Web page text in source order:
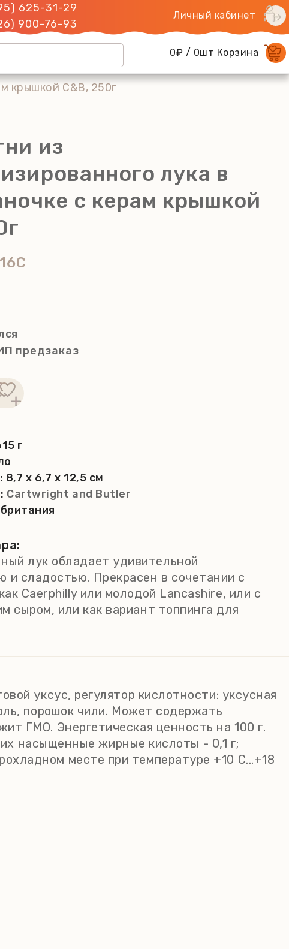
625-31-29
900-76-93
Личный кабинет
0₽ / 0шт Корзина
крышкой C&B, 250г
из
лука в
с керам крышкой
предзаказ
г
8,7 x 6,7 x 12,5 см
Cartwright and Butler
лук обладает удивительной
и сладостью. Прекрасен в сочетании с
Caerphilly или молодой Lancashire, или с
сыром, или как вариант топпинга для
уксус, регулятор кислотности: уксусная
порошок чили. Может содержать
ГМО. Энергетическая ценность на 100 г.
насыщенные жирные кислоты - 0,1 г;
месте при температуре +10 C...+18